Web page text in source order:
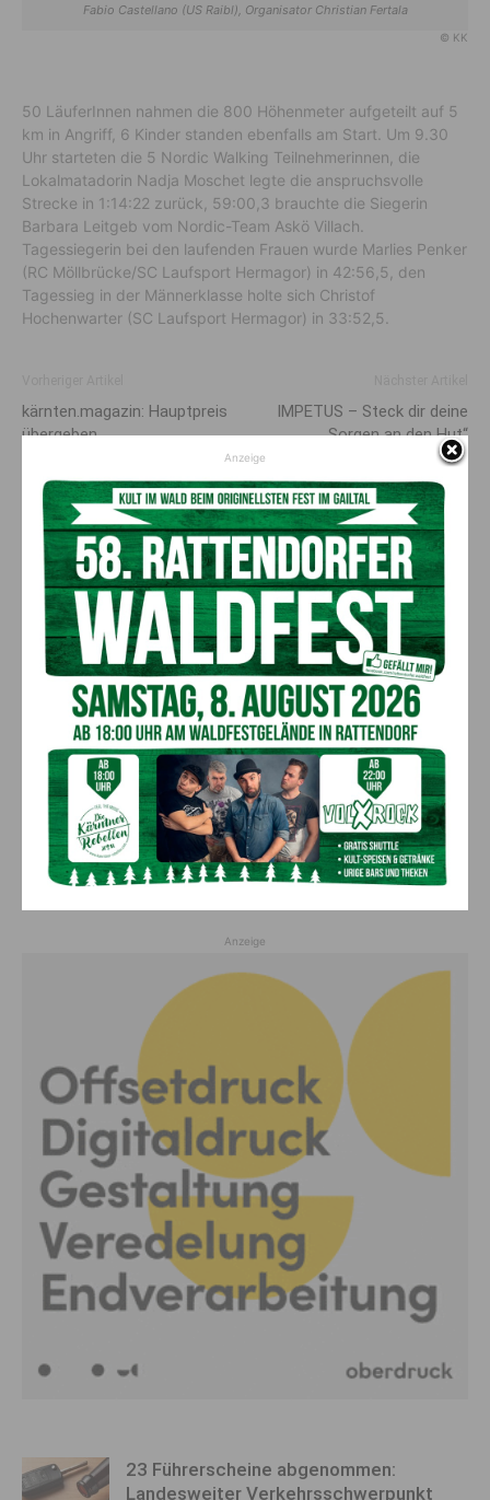
Fabio Castellano (US Raibl), Organisator Christian Fertala
© KK
50 LäuferInnen nahmen die 800 Höhenmeter aufgeteilt auf 5
km in Angriff, 6 Kinder standen ebenfalls am Start. Um 9.30
Uhr starteten die 5 Nordic Walking Teilnehmerinnen, die
Lokalmatadorin Nadja Moschet legte die anspruchsvolle
Strecke in 1:14:22 zurück, 59:00,3 brauchte die Siegerin
Barbara Leitgeb vom Nordic-Team Askö Villach.
Tagessiegerin bei den laufenden Frauen wurde Marlies Penker
(RC Möllbrücke/SC Laufsport Hermagor) in 42:56,5, den
Tagessieg in der Männerklasse holte sich Christof
Hochenwarter (SC Laufsport Hermagor) in 33:52,5.
kärnten.magazin: Hauptpreis
übergeben
IMPETUS – Steck dir deine
Sorgen an den Hut“
Schlagershow
AKTUELLES
„Sein Charakter bleibt unersetzbar“ –
Fußballverein nimmt Abschied
Aktuell 7. August 2026
Bargeld im Bankomaten vergessen –
Polizei bittet um Hinweise
Aktuell 7. August 2026
Lienz: Bub (4) nach Badeunfall
reanimiert – Polizei sucht Zeugen
Aktuell 7. August 2026
Anzeige
23 Führerscheine abgenommen:
Landesweiter Verkehrsschwerpunkt
Anzeige